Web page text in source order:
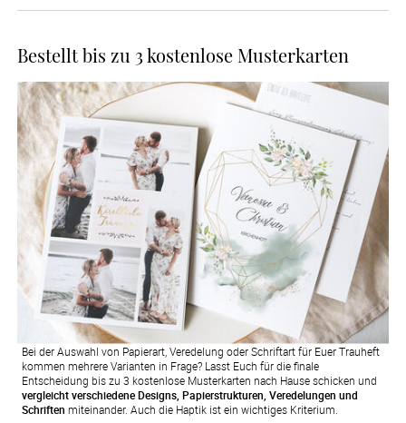
Bestellt bis zu 3 kostenlose Musterkarten
Bei der Auswahl von Papierart, Veredelung oder Schriftart für Euer Trauheft
kommen mehrere Varianten in Frage? Lasst Euch für die finale
Entscheidung bis zu 3 kostenlose Musterkarten nach Hause schicken und
vergleicht verschiedene Designs, Papierstrukturen, Veredelungen und
Schriften miteinander. Auch die Haptik ist ein wichtiges Kriterium.